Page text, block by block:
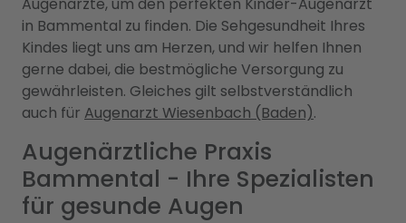
in Bammental zu finden. Die Sehgesundheit Ihres
Kindes liegt uns am Herzen, und wir helfen Ihnen
gerne dabei, die bestmögliche Versorgung zu
gewährleisten. Gleiches gilt selbstverständlich
auch für Augenarzt Wiesenbach (Baden).
Augenärztliche Praxis
Bammental - Ihre Spezialisten
für gesunde Augen